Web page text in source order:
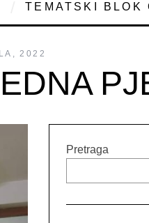
TEMATSKI BLOK
2022
Pretraga